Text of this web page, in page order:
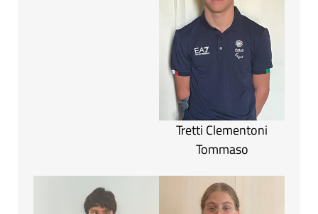
Tretti Clementoni
Tommaso